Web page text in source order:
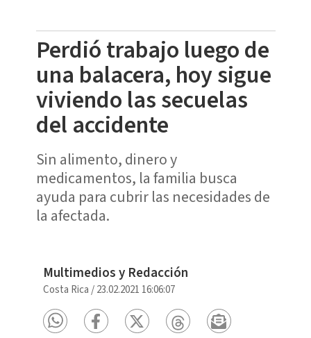
Perdió trabajo luego de
una balacera, hoy sigue
viviendo las secuelas
del accidente
Sin alimento, dinero y
medicamentos, la familia busca
ayuda para cubrir las necesidades de
la afectada.
Multimedios y Redacción
Costa Rica /23.02.2021 16:06:07